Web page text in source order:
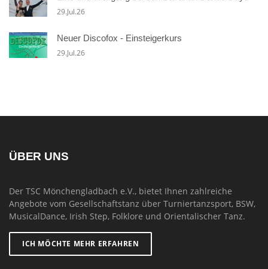
29.Jul.26
Neuer Discofox - Einsteigerkurs
29.Jul.26
ÜBER UNS
Der TSC Mönchengladbach e.V., bietet Ihnen zahlreiche
Angebote vom Gesellschaftstanz über Turniertanzsport, BSW,
MusicalDance, Irish Step, Folklore und Orientalischer Tanz.
ICH MÖCHTE MEHR ERFAHREN